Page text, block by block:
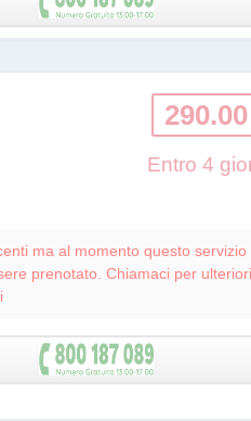
Entro 4
ma al momento questo servizio
prenotato. Chiamaci per ulteriori